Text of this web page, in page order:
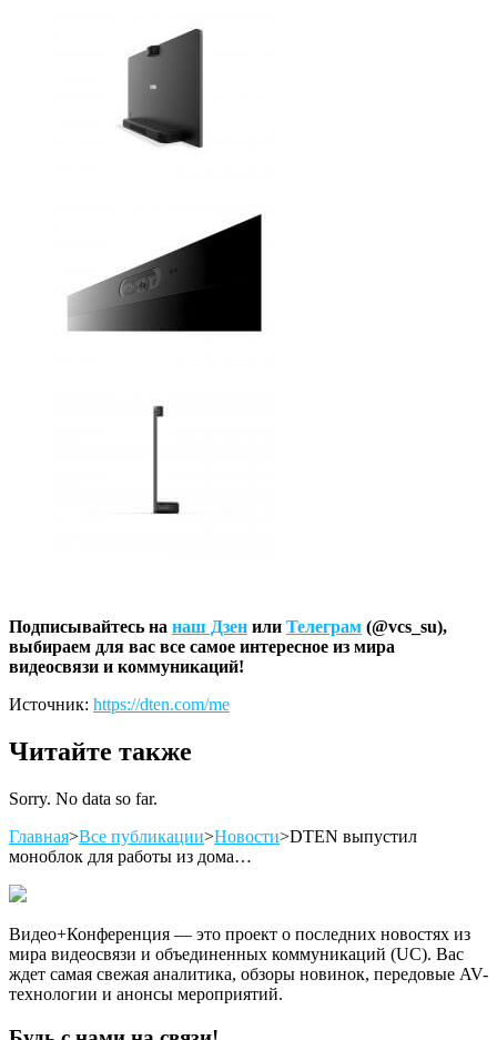
Подписывайтесь на наш Дзен или Телеграм (@vcs_su),
выбираем для вас все самое интересное из мира
видеосвязи и коммуникаций!
Источник: https://dten.com/me
Читайте также
Sorry. No data so far.
Главная>Все публикации>Новости>DTEN выпустил
моноблок для работы из дома…
Видео+Конференция — это проект о последних новостях из
мира видеосвязи и объединенных коммуникаций (UC). Вас
ждет самая свежая аналитика, обзоры новинок, передовые AV-
технологии и анонсы мероприятий.